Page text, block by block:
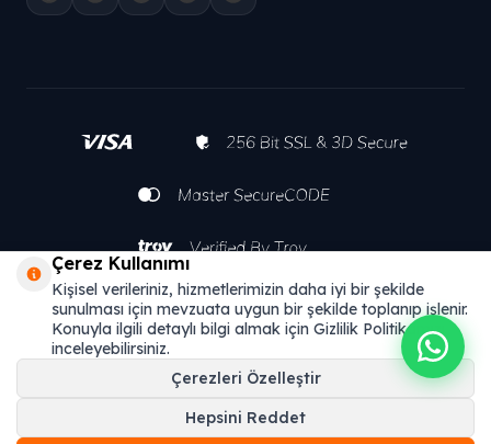
Çerez Kullanımı
Kişisel verileriniz, hizmetlerimizin daha iyi bir şekilde
sunulması için mevzuata uygun bir şekilde toplanıp işlenir.
Konuyla ilgili detaylı bilgi almak için Gizlilik Politikamızı
inceleyebilirsiniz.
Çerezleri Özelleştir
Hepsini Reddet